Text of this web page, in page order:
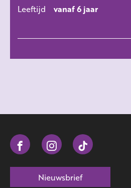
Leeftijd
vanaf 6 jaar
Nieuwsbrief